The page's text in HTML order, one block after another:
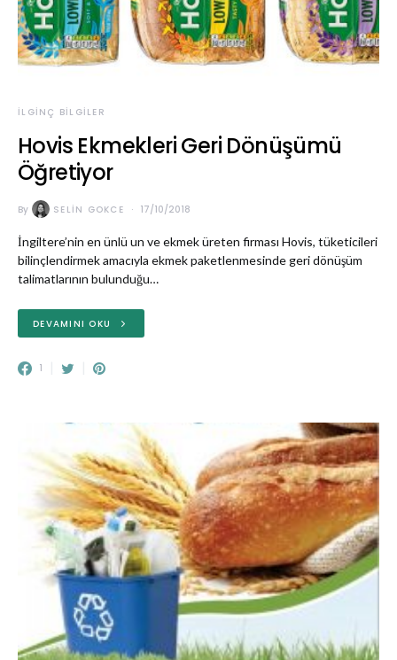
İLGINÇ BILGILER
Hovis Ekmekleri Geri Dönüşümü
Öğretiyor
By SELIN GOKCE 17/10/2018
İngiltere’nin en ünlü un ve ekmek üreten firması Hovis, tüketicileri
bilinçlendirmek amacıyla ekmek paketlenmesinde geri dönüşüm
talimatlarının bulunduğu…
DEVAMINI OKU
1